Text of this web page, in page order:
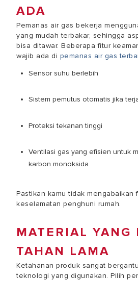
ADA
Pemanas air gas bekerja
yang mudah terbakar, sehingga
bisa ditawar. Beberapa fitur
wajib ada di pemanas air gas
Sensor suhu berlebih
Sistem pemutus otomatis jika
Proteksi tekanan tinggi
Ventilasi gas yang efisien untuk
karbon monoksida
Pastikan kamu tidak mengabaikan
keselamatan penghuni rumah.
MATERIAL YANG
TAHAN LAMA
Ketahanan produk sangat
teknologi yang digunakan. Pilih